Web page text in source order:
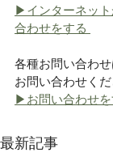
▶インターネッ
合わせをする
各種お問い合わ
お問い合わせくだ
▶お問い合わせを
最新記事